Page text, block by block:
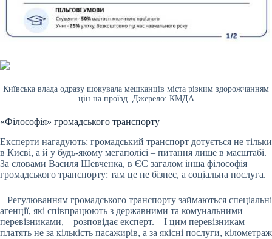
Київська влада одразу шокувала мешканців міста різким здорожчанням
цін на проїзд. Джерело: КМДА
«Філософія» громадського транспорту
Експерти нагадують: громадський транспорт дотується не тільки
в Києві, а й у будь-якому мегаполісі – питання лише в масштабі.
За словами Василя Шевченка, в ЄС загалом інша філософія
громадського транспорту: там це не бізнес, а соціальна послуга.
– Регулюванням громадського транспорту займаються спеціальні
агенції, які співпрацюють з державними та комунальними
перевізниками, – розповідає експерт. – І цим перевізникам
платять не за кількість пасажирів, а за якісні послуги, кілометраж